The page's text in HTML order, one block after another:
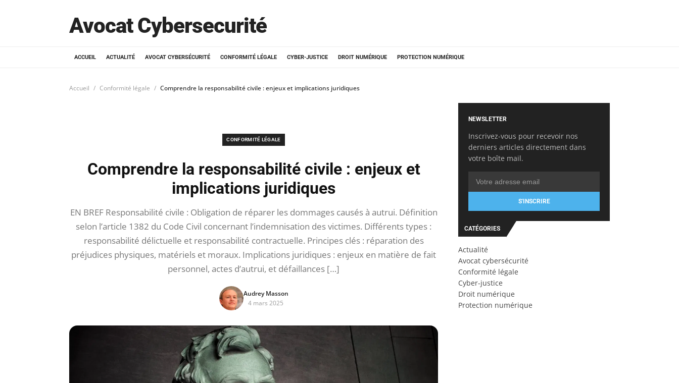
Avocat Cybersecurité
ACCUEIL ACTUALITÉ AVOCAT CYBERSÉCURITÉ CONFORMITÉ LÉGALE CYBER-JUSTICE DROIT NUMÉRIQUE PROTECTION NUMÉRIQUE
Accueil Conformité légale Comprendre la responsabilité civile : enjeux et implications juridiques
CONFORMITÉ LÉGALE
Comprendre la responsabilité civile : enjeux et
implications juridiques
EN BREF Responsabilité civile : Obligation de réparer les dommages causés à autrui. Définition
selon l’article 1382 du Code Civil concernant l’indemnisation des victimes. Différents types :
responsabilité délictuelle et responsabilité contractuelle. Principes clés : réparation des
préjudices physiques, matériels et moraux. Implications juridiques : enjeux en matière de fait
personnel, actes d’autrui, et défaillances […]
Audrey Masson
4 mars 2025
NEWSLETTER
Inscrivez-vous pour recevoir nos
derniers articles directement dans
votre boîte mail.
S'INSCRIRE
CATÉGORIES
Actualité
Avocat cybersécurité
Conformité légale
Cyber-justice
Droit numérique
Protection numérique